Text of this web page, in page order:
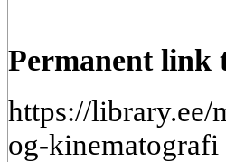
Permanent link
https://
og-kinematografi